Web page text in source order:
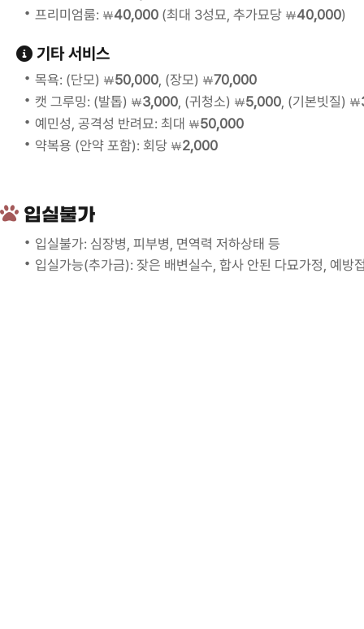
프리미엄룸: ￦40,000 (최대 3성묘, 추가묘당 ￦40,000)
기타 서비스
목욕: (단모) ￦50,000, (장모) ￦70,000
캣 그루밍: (발톱) ￦3,000, (귀청소) ￦5,000, (기본빗질) ￦
예민성, 공격성 반려묘: 최대 ￦50,000
약복용 (안약 포함): 회당 ￦2,000
입실불가
입실불가: 심장병, 피부병, 면역력 저하상태 등
입실가능(추가금): 잦은 배변실수, 합사 안된 다묘가정, 예방